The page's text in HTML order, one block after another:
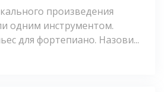
произведения
одним инструментом.
для фортепиано. Назови...